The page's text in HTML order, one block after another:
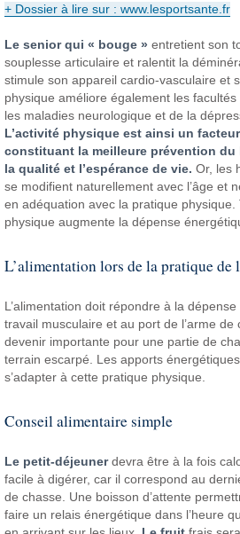
+ Dossier à lire sur : www.lesportsante.fr
Le senior qui « bouge » entretient son
souplesse articulaire et ralentit la
stimule son appareil cardio-vasculaire et
physique améliore également les
les maladies neurologique et de la
L’activité physique est ainsi un
constituant la meilleure prévention du
la qualité et l’espérance de vie. Or, les
se modifient naturellement avec l’âge et
en adéquation avec la pratique physique.
physique augmente la dépense
L’alimentation lors de la pratique de
L’alimentation doit répondre à la
travail musculaire et au port de l’arme de
devenir importante pour une partie de
terrain escarpé. Les apports
s’adapter à cette pratique physique.
Conseil alimentaire simple
Le petit-déjeunerdevra être à la fois
facile à digérer, car il correspond au
de chasse. Une boisson d’attente
faire un relais énergétique dans l’heure